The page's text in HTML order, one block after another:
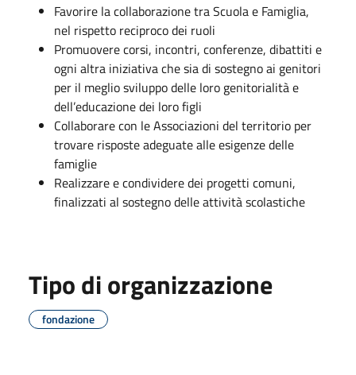
Favorire la collaborazione tra Scuola e Famiglia,
nel rispetto reciproco dei ruoli
Promuovere corsi, incontri, conferenze, dibattiti e
ogni altra iniziativa che sia di sostegno ai genitori
per il meglio sviluppo delle loro genitorialità e
dell’educazione dei loro figli
Collaborare con le Associazioni del territorio per
trovare risposte adeguate alle esigenze delle
famiglie
Realizzare e condividere dei progetti comuni,
finalizzati al sostegno delle attività scolastiche
Tipo di organizzazione
fondazione